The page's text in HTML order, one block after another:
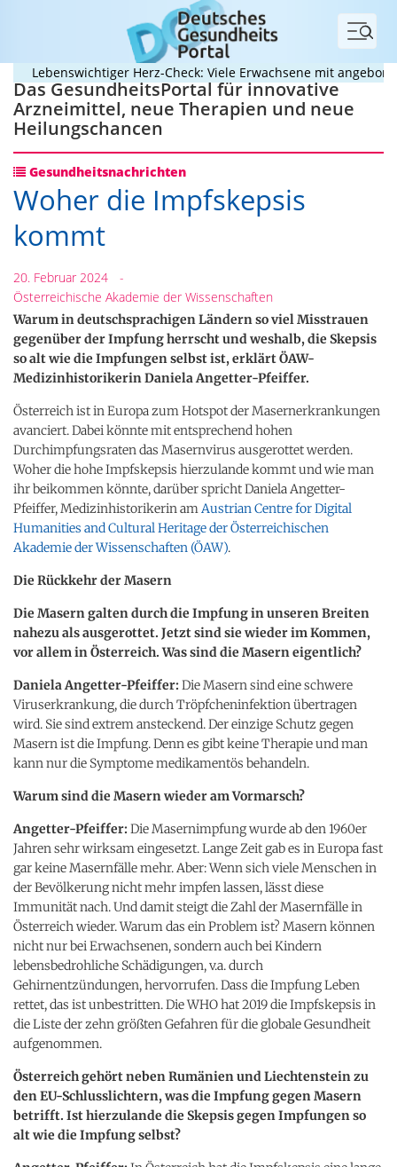
Menü
Lebenswichtiger Herz-Check: Viele Erwachsene mit
Das GesundheitsPortal für innovative
Arzneimittel, neue Therapien und neue
Heilungschancen
Gesundheitsnachrichten
Woher die Impfskepsis
kommt
20. Februar 2024
-
Österreichische Akademie der Wissenschaften
Warum in deutschsprachigen Ländern so viel Misstrauen
gegenüber der Impfung herrscht und weshalb, die Skepsis
so alt wie die Impfungen selbst ist, erklärt ÖAW-
Medizinhistorikerin Daniela Angetter-Pfeiffer.
Österreich ist in Europa zum Hotspot der Masernerkrankungen
avanciert. Dabei könnte mit entsprechend hohen
Durchimpfungsraten das Masernvirus ausgerottet werden.
Woher die hohe Impfskepsis hierzulande kommt und wie man
ihr beikommen könnte, darüber spricht Daniela Angetter-
Pfeiffer, Medizinhistorikerin am Austrian Centre for Digital
Humanities and Cultural Heritage der Österreichischen
Akademie der Wissenschaften (ÖAW).
Die Rückkehr der Masern
Die Masern galten durch die Impfung in unseren Breiten
nahezu als ausgerottet. Jetzt sind sie wieder im Kommen,
vor allem in Österreich. Was sind die Masern eigentlich?
Daniela Angetter-Pfeiffer:Die Masern sind eine schwere
Viruserkrankung, die durch Tröpfcheninfektion übertragen
wird. Sie sind extrem ansteckend. Der einzige Schutz gegen
Masern ist die Impfung. Denn es gibt keine Therapie und man
kann nur die Symptome medikamentös behandeln.
Warum sind die Masern wieder am Vormarsch?
Angetter-Pfeiffer:Die Masernimpfung wurde ab den 1960er
Jahren sehr wirksam eingesetzt. Lange Zeit gab es in Europa fast
gar keine Masernfälle mehr. Aber: Wenn sich viele Menschen in
der Bevölkerung nicht mehr impfen lassen, lässt diese
Immunität nach. Und damit steigt die Zahl der Masernfälle in
Österreich wieder. Warum das ein Problem ist? Masern können
nicht nur bei Erwachsenen, sondern auch bei Kindern
lebensbedrohliche Schädigungen, v.a. durch
Gehirnentzündungen, hervorrufen. Dass die Impfung Leben
rettet, das ist unbestritten. Die WHO hat 2019 die Impfskepsis in
die Liste der zehn größten Gefahren für die globale Gesundheit
aufgenommen.
Österreich gehört neben Rumänien und Liechtenstein zu
den EU-Schlusslichtern, was die Impfung gegen Masern
betrifft. Ist hierzulande die Skepsis gegen Impfungen so
alt wie die Impfung selbst?